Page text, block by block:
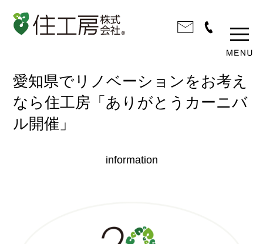
愛知県でリノベーションをお考え
なら住工房「ありがとうカーニバ
ル開催」
information